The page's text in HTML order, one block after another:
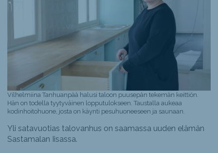
Vilhelmiina Tanhuanpää halusi taloon puusepän tekemän keittiön.
Hän on todella tyytyväinen lopputulokseen. Taustalla aukeaa
kodinhoitohuone, josta on käynti pesuhuoneeseen ja saunaan.
Yli satavuotias talovanhus on saamassa uuden elämän
Sastamalan Iisassa.